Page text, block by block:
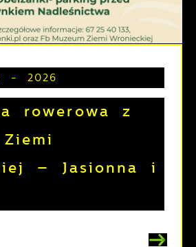
- 2026
rowerowa z
– Jasionna i